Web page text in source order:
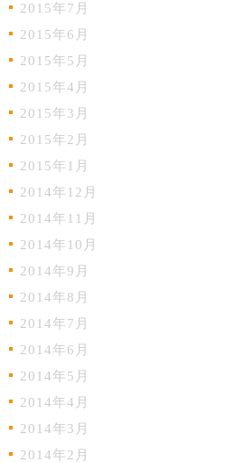
2015年7月
2015年6月
2015年5月
2015年4月
2015年3月
2015年2月
2015年1月
2014年12月
2014年11月
2014年10月
2014年9月
2014年8月
2014年7月
2014年6月
2014年5月
2014年4月
2014年3月
2014年2月